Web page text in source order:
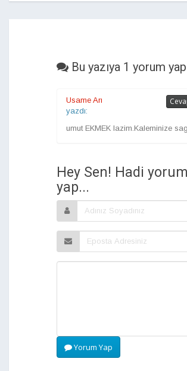
Bu yazıya 1 yorum
Usame Arı
yazdı:
umut EKMEK lazim.Kaleminize
Hey Sen! Hadi yorum
yap...
Yorum Yap